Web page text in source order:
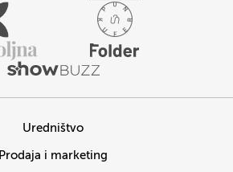
Uredništvo
Prodaja i marketing